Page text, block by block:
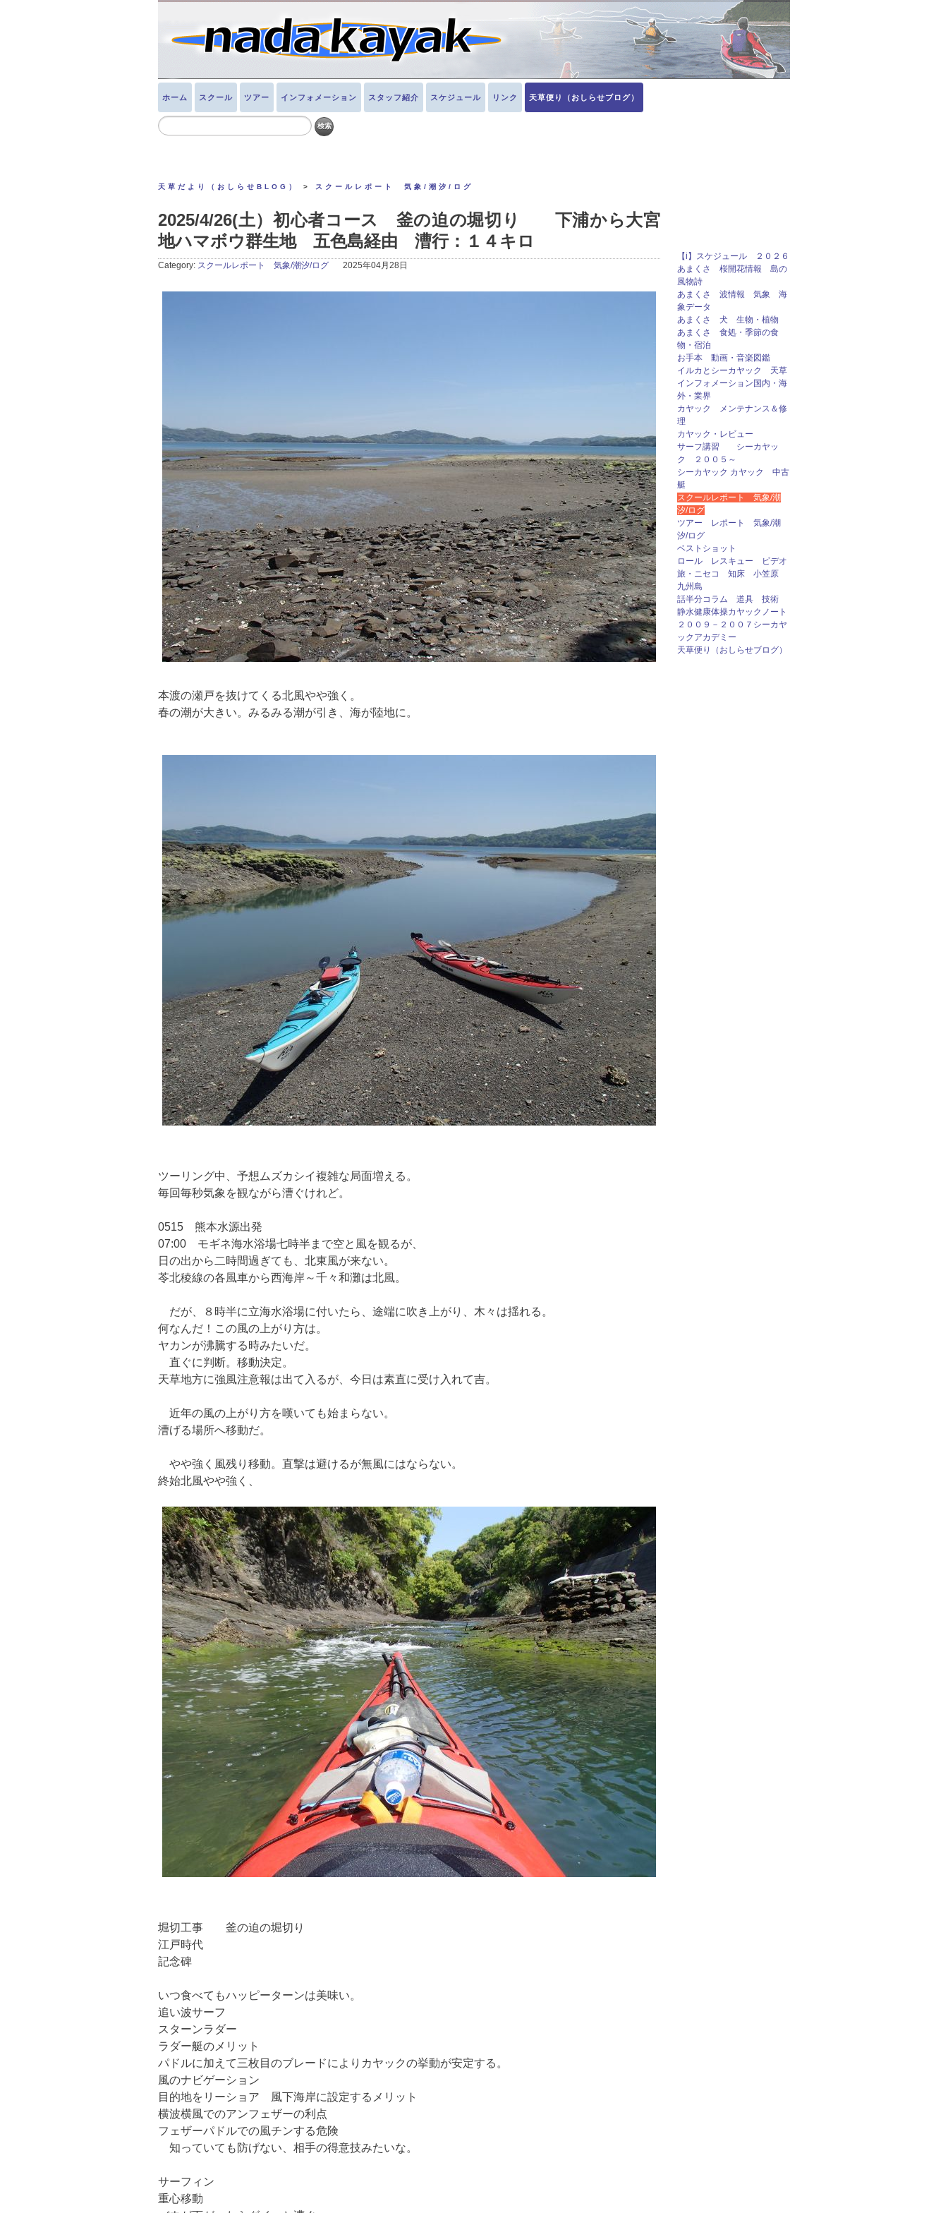
ホーム スクール ツアー インフォメーション スタッフ紹介 スケジュール リンク 天草便り（おしらせブログ）
天草だより（おしらせBLOG） > スクールレポート 気象/潮汐/ログ
2025/4/26(土）初心者コース 釜の迫の堀切り 下浦から大宮
地ハマボウ群生地 五色島経由 漕行：１４キロ
Category: スクールレポート 気象/潮汐/ログ 2025年04月28日
本渡の瀬戸を抜けてくる北風やや強く。
春の潮が大きい。みるみる潮が引き、海が陸地に。
ツーリング中、予想ムズカシイ複雑な局面増える。
毎回毎秒気象を観ながら漕ぐけれど。
0515 熊本水源出発
07:00 モギネ海水浴場七時半まで空と風を観るが、
日の出から二時間過ぎても、北東風が来ない。
苓北稜線の各風車から西海岸～千々和灘は北風。
だが、８時半に立海水浴場に付いたら、途端に吹き上がり、木々は揺れる。
何なんだ！この風の上がり方は。
ヤカンが沸騰する時みたいだ。
直ぐに判断。移動決定。
天草地方に強風注意報は出て入るが、今日は素直に受け入れて吉。
近年の風の上がり方を嘆いても始まらない。
漕げる場所へ移動だ。
やや強く風残り移動。直撃は避けるが無風にはならない。
終始北風やや強く、
堀切工事 釜の迫の堀切り
江戸時代
記念碑
いつ食べてもハッピーターンは美味い。
追い波サーフ
スターンラダー
ラダー艇のメリット
パドルに加えて三枚目のブレードによりカヤックの挙動が安定する。
風のナビゲーション
目的地をリーショア 風下海岸に設定するメリット
横波横風でのアンフェザーの利点
フェザーパドルでの風チンする危険
知っていても防げない、相手の得意技みたいな。
サーフィン
重心移動
【i】スケジュール ２０２６
あまくさ 桜開花情報 島の
風物詩
あまくさ 波情報 気象 海
象データ
あまくさ 犬 生物・植物
あまくさ 食処・季節の食
物・宿泊
お手本 動画・音楽図鑑
イルカとシーカヤック 天草
インフォメーション国内・海
外・業界
カヤック メンテナンス＆修
理
カヤック・レビュー
サーフ講習 シーカヤッ
ク ２００５～
シーカヤック カヤック 中古
艇
スクールレポート 気象/潮
汐/ログ
ツアー レポート 気象/潮
汐/ログ
ベストショット
ロール レスキュー ビデオ
旅・ニセコ 知床 小笠原
九州島
話半分コラム 道具 技術
静水健康体操カヤックノート
２００９－２００７シーカヤ
ックアカデミー
天草便り（おしらせブログ）